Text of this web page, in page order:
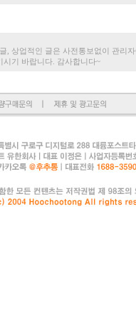
성글, 상업적인 글은 사전통
시기 바랍니다. 감사합니다~